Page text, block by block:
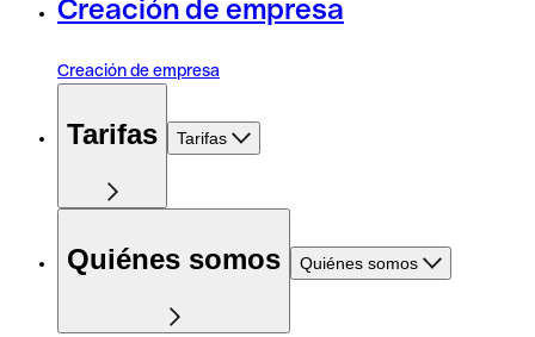
Creación de empresa
Creación de empresa
Tarifas Tarifas
Quiénes somos Quiénes somos